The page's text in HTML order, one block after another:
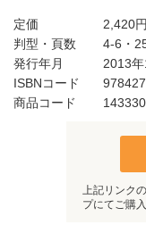
定価 2,420円
判型・頁数
4-6・
発行年月
2013年
ISBNコード
商品コード
143330
上記リンク
プにてご購